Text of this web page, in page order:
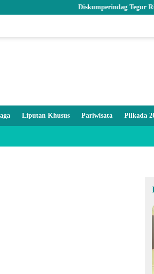
Diskumperindag Tegur Ritel Modern
Liputan Khusus Pariwisata Pilkada